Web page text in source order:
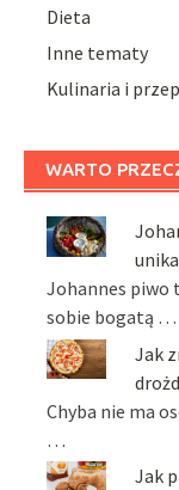
Dieta
Inne tematy
Kulinaria i
WARTO
Johannes piwo
sobie bogatą …
Jak
Chyba nie ma
…
Jak